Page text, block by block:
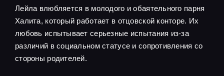
Лейла влюбляется в молодого и обаятельного парня
Халита, который работает в отцовской конторе. Их
любовь испытывает серьезные испытания из-за
различий в социальном статусе и сопротивления со
стороны родителей.